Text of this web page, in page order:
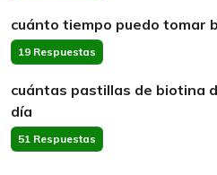
cuánto tiempo puedo tomar
19 Respuestas
cuántas pastillas de biotina
día
51 Respuestas